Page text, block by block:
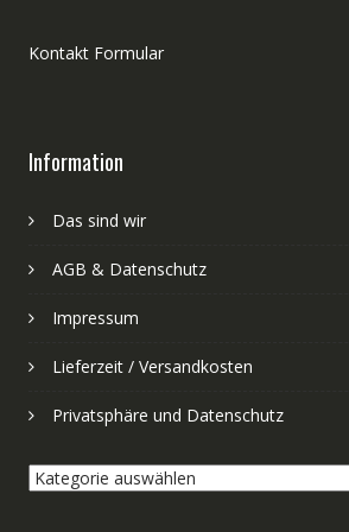
Kontakt Formular
Information
Das sind wir
AGB & Datenschutz
Impressum
Lieferzeit / Versandkosten
Privatsphäre und Datenschutz
Kategorie